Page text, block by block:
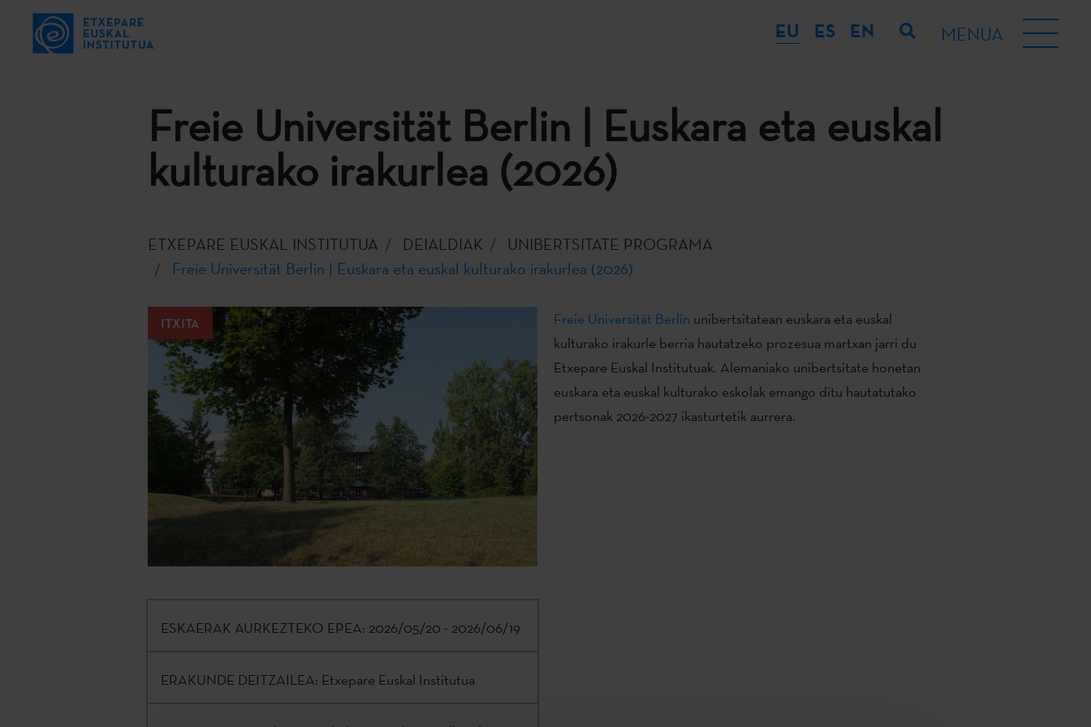
EU ES EN MENUA
Freie Universität Berlin | Euskara eta euskal
kulturako irakurlea (2026)
ETXEPARE EUSKAL INSTITUTUA DEIALDIAK
UNIBERTSITATE PROGRAMA
Freie Universität Berlin | Euskara eta euskal kulturako irakurlea (2026)
ITXITA Freie Universität Berlin unibertsitatean euskara eta euskal
kulturako irakurle berria hautatzeko prozesua martxan jarri du
Etxepare Euskal Institutuak. Alemaniako unibertsitate honetan
euskara eta euskal kulturako eskolak emango ditu hautatutako
pertsonak 2026-2027 ikasturtetik aurrera.
ESKAERAK AURKEZTEKO EPEA: 2026/05/20 - 2026/06/19
ERAKUNDE DEITZAILEA: Etxepare Euskal Institutua